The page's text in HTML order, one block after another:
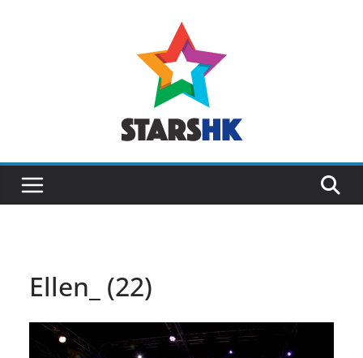
Ellen_ (22)